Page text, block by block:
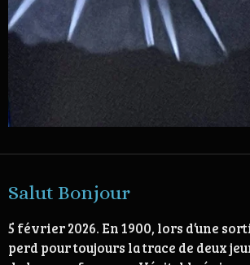
Salut Bonjour
5 février 2026. En 1900, lors d’une
perd pour toujours la trace de deux